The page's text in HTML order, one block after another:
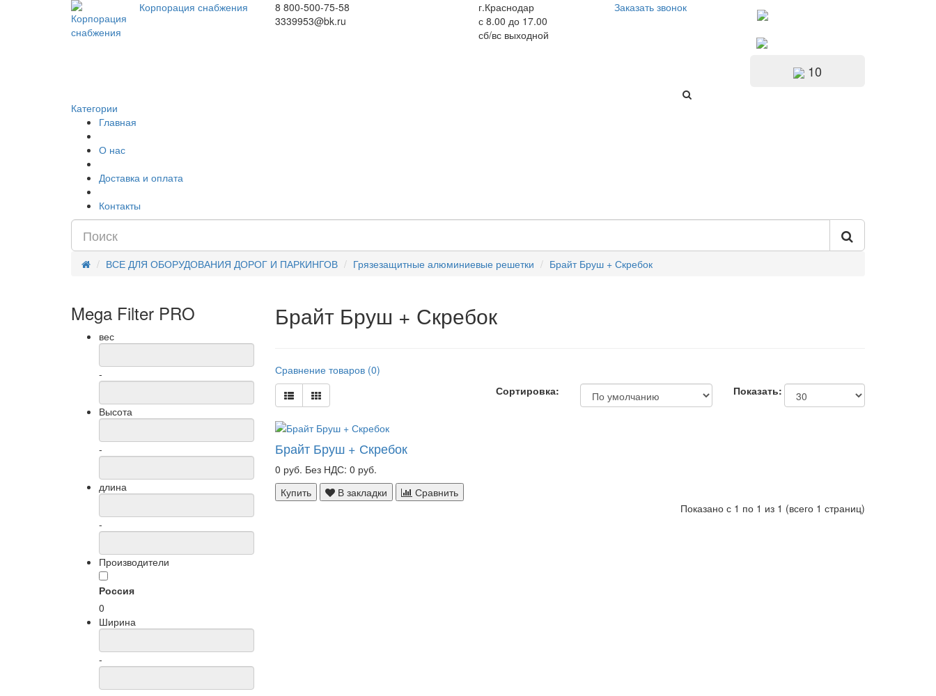
Корпорация снабжения
8 800-500-75-58
3339953@bk.ru
г.Краснодар
с 8.00 до 17.00
сб/вс выходной
Заказать звонок
10
Категории
Главная
О нас
Доставка и оплата
Контакты
ВСЕ ДЛЯ ОБОРУДОВАНИЯ ДОРОГ И ПАРКИНГОВ Грязезащитные алюминиевые решетки Брайт Бруш + Скребок
Mega Filter PRO
вес
-
Высота
-
длина
-
Производители
Россия
0
Ширина
-
Брайт Бруш + Скребок
Сравнение товаров (0)
Сортировка:
Показать:
Брайт Бруш + Скребок
0 руб. Без НДС: 0 руб.
Купить
В закладки
Сравнить
Показано с 1 по 1 из 1 (всего 1 страниц)